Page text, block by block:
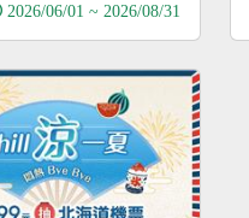
2026/06/01 ~ 2026/08/31